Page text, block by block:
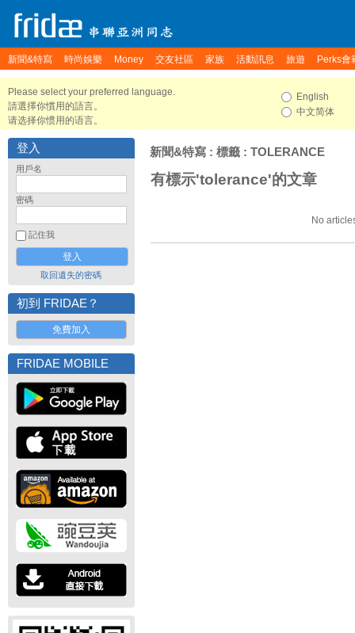
新聞&特寫 時尚娛樂 Money 交友社區 家族 活動訊息 旅遊 Perks會
Please select your preferred language.
請選擇你慣用的語言。
请选择你惯用的语言。
English
中文简体
登入
用戶名
密碼
記住我
取回遺失的密碼
初到 FRIDAE？
免費加入
FRIDAE MOBILE
新聞&特寫 : 標籤 : TOLERANCE
有標示'tolerance'的文章
No